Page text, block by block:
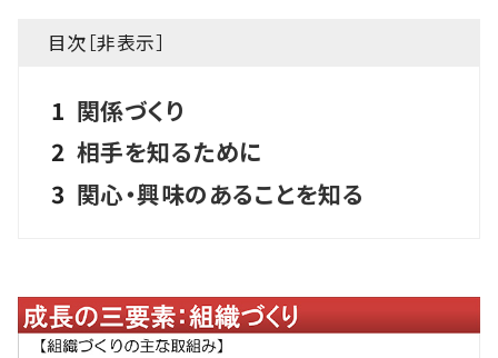
目次［非表示］
1 関係づくり
2 相手を知るために
3 関心・興味のあることを知る